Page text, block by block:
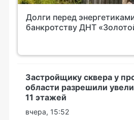
Долги перед
банкротству ДНТ
Застройщику сквера у
области разрешили
11 этажей
вчера, 15:52